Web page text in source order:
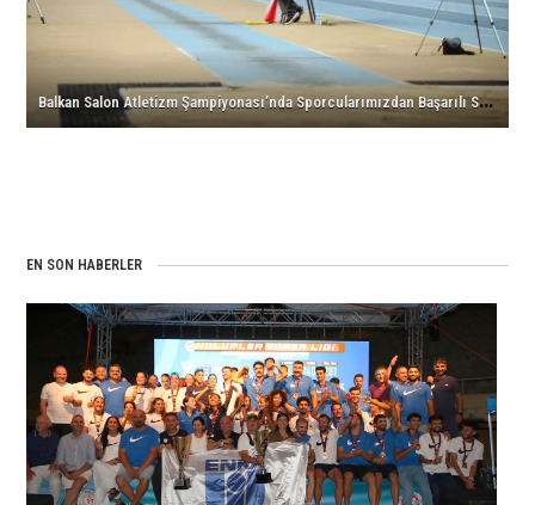
için
B
alkan Salon Atletizm Şampiyonası’nda Sporcularımızdan Başarılı Sonuçlar!
için
Türkiye
Rekorları!
için
Şampiyonu!
EN SON HABERLER